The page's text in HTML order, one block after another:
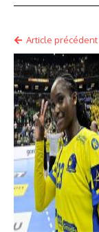
Article précédent